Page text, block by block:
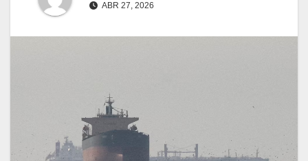
ABR 27, 2026